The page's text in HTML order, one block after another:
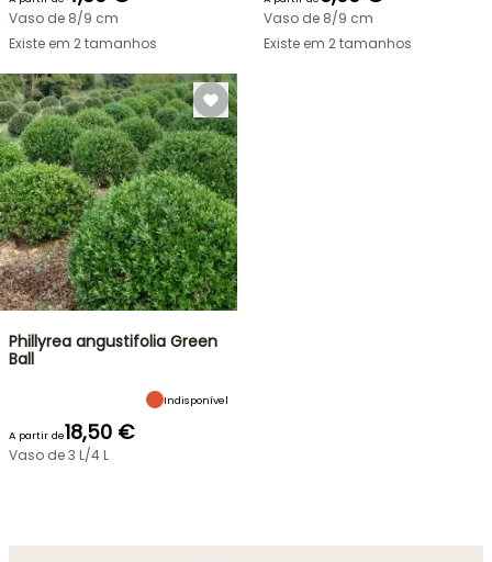
Vaso de 8/9 cm
Existe em 2 tamanhos
Vaso de 8/9 cm
Existe em 2 tamanhos
Phillyrea angustifolia Green
Ball
Indisponível
A partir de18,50 €
Vaso de 3 L/4 L